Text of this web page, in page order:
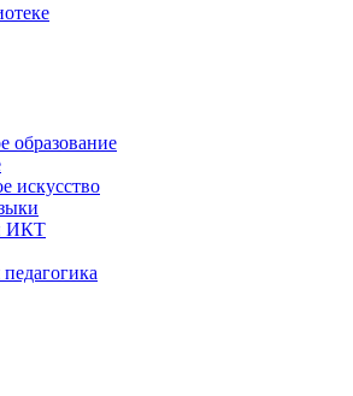
образование
искусство
ИКТ